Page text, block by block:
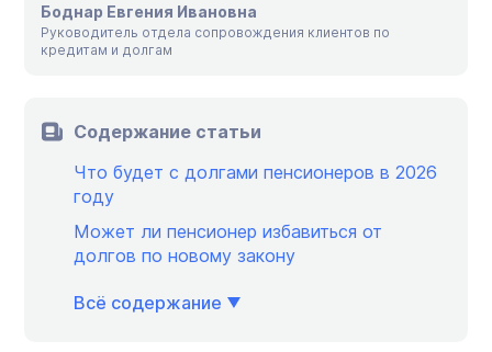
Боднар Евгения Ивановна
Руководитель отдела сопровождения клиентов по
кредитам и долгам
Содержание статьи
Что будет с долгами пенсионеров в 2026
году
Может ли пенсионер избавиться от
долгов по новому закону
Всё содержание